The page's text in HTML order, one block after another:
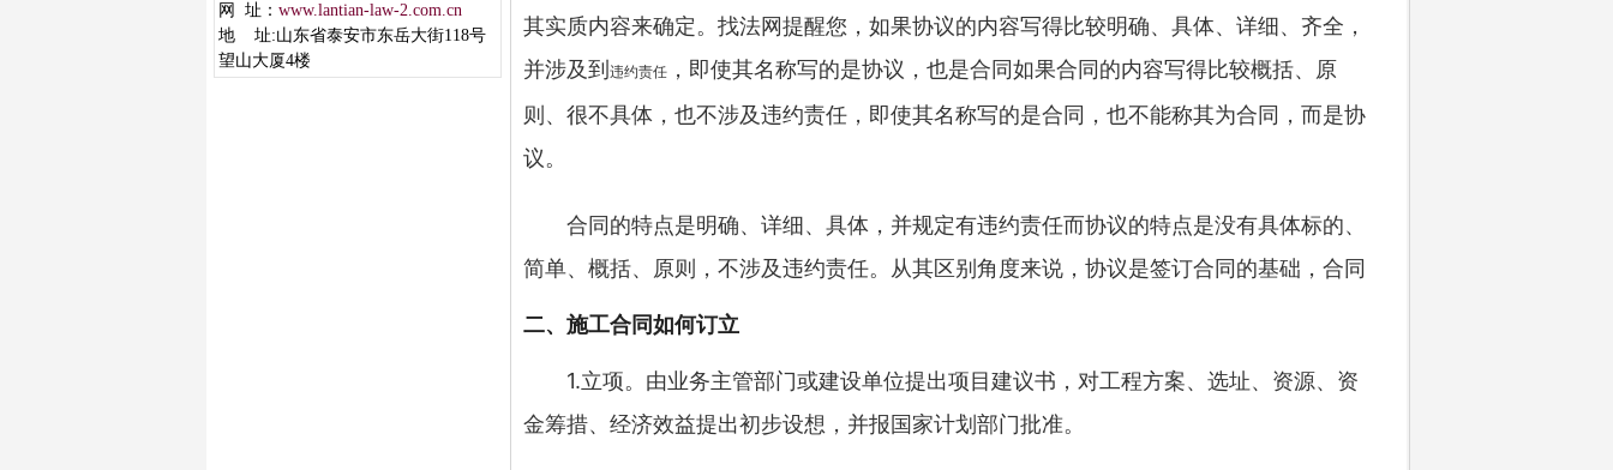
网 址： www.lantian-law-2.com.cn
地 址:山东省泰安市东岳大街118号
望山大厦4楼
其实质内容来确定。找法网提醒您，如果协议的内容写得比较明确、具体、详细、齐全，
并涉及到 违约责任 ，即使其名称写的是协议，也是合同如果合同的内容写得比较概括、原
则、很不具体，也不涉及违约责任，即使其名称写的是合同，也不能称其为合同，而是协
议。
合同的特点是明确、详细、具体，并规定有违约责任而协议的特点是没有具体标的、
简单、概括、原则，不涉及违约责任。从其区别角度来说，协议是签订合同的基础，合同
二、 施工合同如何订立
1.立项。由业务主管部门或建设单位提出项目建议书，对工程方案、选址、资源、资
金筹措、经济效益提出初步设想，并报国家计划部门批准。